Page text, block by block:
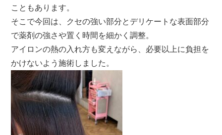
こともあります。
そこで今回は、クセの強い部分とデリケートな表面部分
で薬剤の強さや置く時間を細かく調整。
アイロンの熱の入れ方も変えながら、必要以上に負担を
かけないよう施術しました。